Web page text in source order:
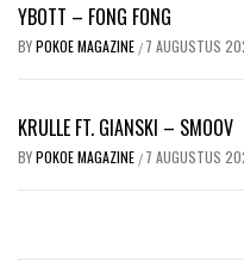
YBOTT – FONG FONG
BYPOKOE MAGAZINE / 7 AUGUSTUS
KRULLE FT. GIANSKI – SMOOV
BYPOKOE MAGAZINE / 7 AUGUSTUS